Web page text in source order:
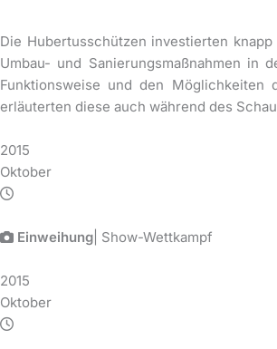
Die Hubertusschützen investierten
Umbau- und Sanierungsmaßnahmen in
Funktionsweise und den
erläuterten diese auch während des
2015
Oktober
Einweihung | Show-Wettkampf
2015
Oktober